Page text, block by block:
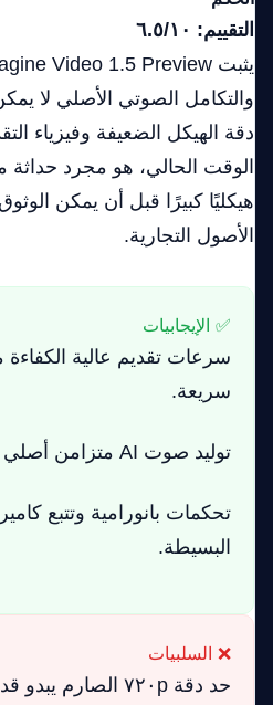
التقييم: ٦.٥/١٠
والتكامل الصوتي الأصلي لا
دقة الهيكل الضعيفة وفيزياء
الوقت الحالي، هو مجرد حداثة
هيكليًا كبيرًا قبل أن يمكن
الأصول التجارية.
✅ الإيجابيات
سرعات تقديم عالية
سريعة.
توليد صوت AI متزامن أصلي داخل حاوية التمرير.
تحكمات بانورامية وتتبع
البسيطة.
❌ السلبيات
حد دقة ٧٢٠p الصارم يبدو قديمًا وناعمًا.